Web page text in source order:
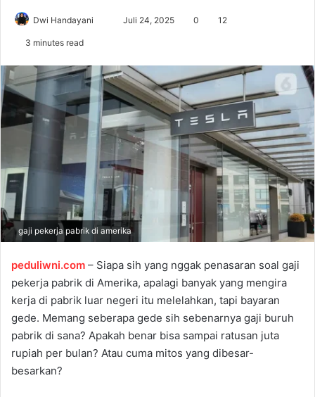
Dwi Handayani
d
a
n
m
i
l
Juli 24, 2025 0 12
3 minutes read
gaji pekerja pabrik di amerika
peduliwni.com – Siapa sih yang nggak penasaran soal gaji
pekerja pabrik di Amerika, apalagi banyak yang mengira
kerja di pabrik luar negeri itu melelahkan, tapi bayaran
gede. Memang seberapa gede sih sebenarnya gaji buruh
pabrik di sana? Apakah benar bisa sampai ratusan juta
rupiah per bulan? Atau cuma mitos yang dibesar-
besarkan?